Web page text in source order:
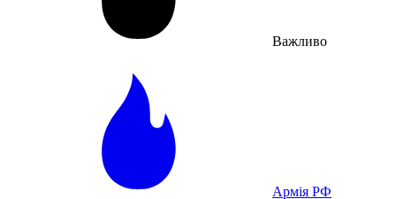
Важливо
Армія РФ